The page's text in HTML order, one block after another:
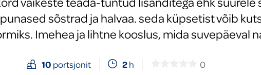
sõstrad ja halvaa. seda küpsetist võib
Imehea ja lihtne kooslus, mida suvepäeval
10 portsjonit 2 h 0